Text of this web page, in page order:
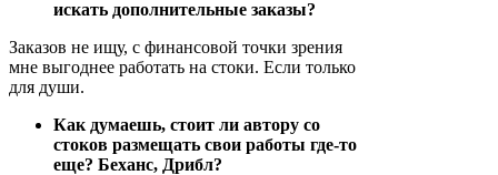
искать дополнительные заказы?
Заказов не ищу, с финансовой точки зрения
мне выгоднее работать на стоки. Если только
для души.
Как думаешь, стоит ли автору со
стоков размещать свои работы где-то
еще? Беханс, Дрибл?